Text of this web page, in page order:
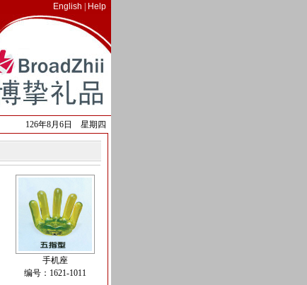
English Help
126年8月6日 星期四
手机座
编号：1621-1011